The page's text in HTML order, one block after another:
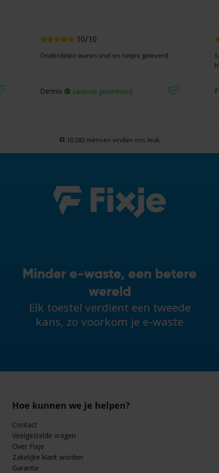
10/10
Onderdelen waren snel en netjes geleverd
Dennis aankoop geverifieerd
10.282 mensen vinden ons leuk
Minder e-waste, een betere
wereld
Elk toestel verdient een tweede
kans, zo voorkom je e-waste
Hoe kunnen we je helpen?
Contact
Veelgestelde vragen
Over Fixje
Zakelijke klant worden
Garantie